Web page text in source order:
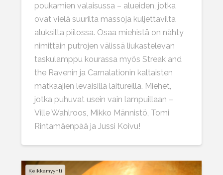
poukamien valaisussa – alueiden, jotka
ovat vielä suurilta massoja kuljettavilta
aluksilta piilossa. Osaa miehistä on nähty
nimittäin putrojen välissä liukastelevan
taskulamppu kourassa myös Streak and
the Ravenin ja Carnalationin kaltaisten
matkaajien leväisillä laitureilla. Miehet,
jotka puhuvat usein vain lampuillaan –
Ville Wahlroos, Mikko Männistö, Tomi
Rintamäenpää ja Jussi Koivu!
Keikkamyynti